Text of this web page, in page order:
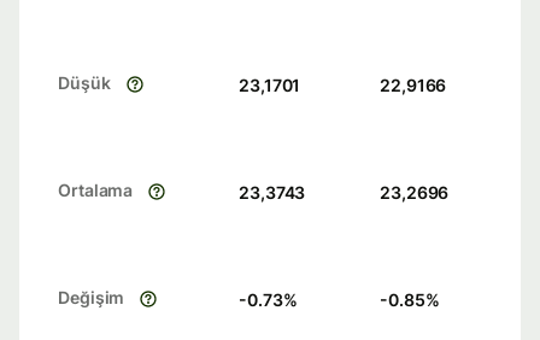
Düşük 23,1701 22,9166
Ortalama 23,3743 23,2696
Değişim -0.73% -0.85%